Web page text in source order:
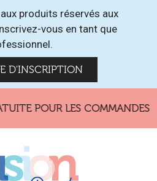
produits réservés aux
vous en tant que
D'INSCRIPTION
POUR LES COMMANDES